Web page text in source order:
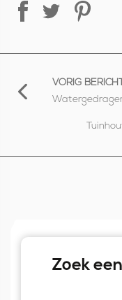
VORIG
Zoek